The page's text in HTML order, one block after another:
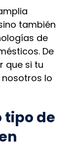
también
de
De
que si tu
lo
tipo de